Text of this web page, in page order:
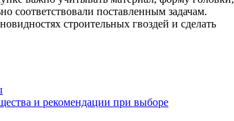
соответствовали поставленным задачам.
строительных гвоздей и сделать
и рекомендации при выборе